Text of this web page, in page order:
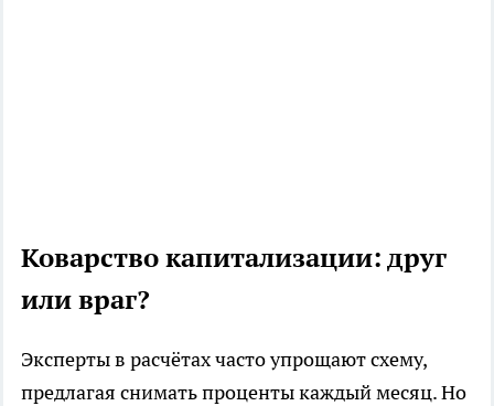
Коварство капитализации: друг
или враг?
Эксперты в расчётах часто упрощают схему,
предлагая снимать проценты каждый месяц. Но